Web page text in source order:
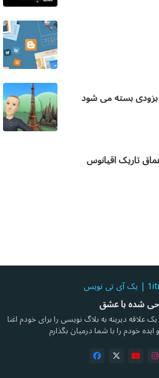
بزودی بسته می شود
تاریک اقیانوس
شده با عشق
دیرینه به بلاگ نویسی را برای خودم اغنا
ایده خودم را با شما درمیان بگذارم